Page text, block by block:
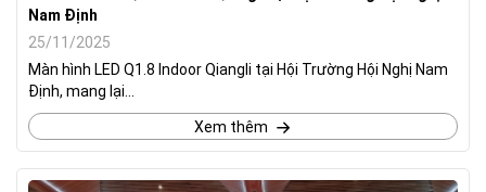
Nam Định
25/11/2025
Màn hình LED Q1.8 Indoor Qiangli tại Hội Trường Hội Nghị Nam
Định, mang lại...
Xem thêm